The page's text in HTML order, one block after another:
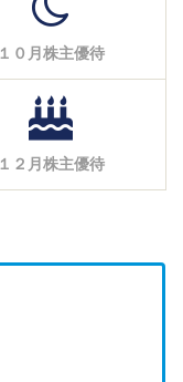
１０月株主優待
１２月株主優待